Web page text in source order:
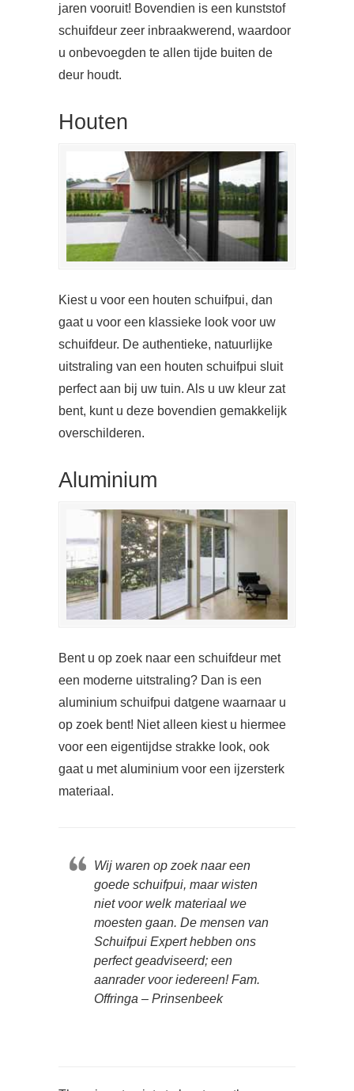
jaren vooruit! Bovendien is een kunststof
schuifdeur zeer inbraakwerend, waardoor
u onbevoegden te allen tijde buiten de
deur houdt.
Houten
Kiest u voor een houten schuifpui, dan
gaat u voor een klassieke look voor uw
schuifdeur. De authentieke, natuurlijke
uitstraling van een houten schuifpui sluit
perfect aan bij uw tuin. Als u uw kleur zat
bent, kunt u deze bovendien gemakkelijk
overschilderen.
Aluminium
Bent u op zoek naar een schuifdeur met
een moderne uitstraling? Dan is een
aluminium schuifpui datgene waarnaar u
op zoek bent! Niet alleen kiest u hiermee
voor een eigentijdse strakke look, ook
gaat u met aluminium voor een ijzersterk
materiaal.
Wij waren op zoek naar een
goede schuifpui, maar wisten
niet voor welk materiaal we
moesten gaan. De mensen van
Schuifpui Expert hebben ons
perfect geadviseerd; een
aanrader voor iedereen! Fam.
Offringa – Prinsenbeek